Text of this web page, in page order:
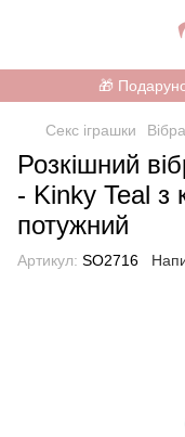
🎁
Секс іграшки
Розкішний
- Kinky Teal з
потужний
Артикул: SO2716